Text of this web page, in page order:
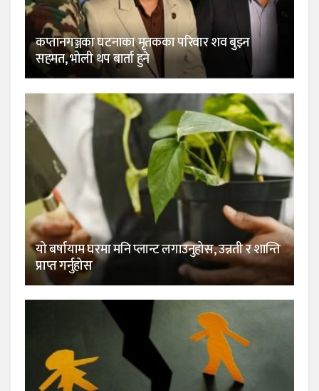
कप्तानगञ्जका घटनाका मृतकका परिवार शव बुझ्न
सहमत, भोली थप बार्ता हुने
यो बर्षायाम घरमा मनि प्लान्ट लगाउनुहोस, उन्नती र शान्ति
प्राप्त गर्नुहोस